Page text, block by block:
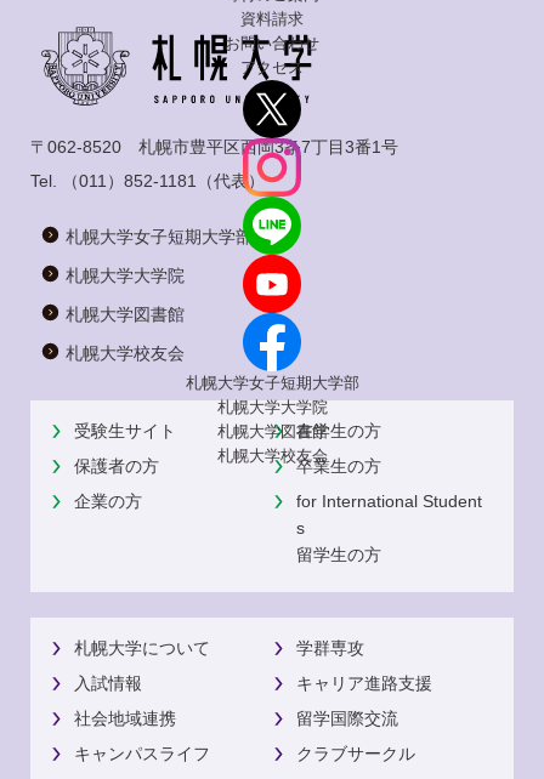
資料請求
お問い合わせ
アクセス
札幌大学女子短期大学部
札幌大学大学院
札幌大学図書館
札幌大学校友会
〒062-8520 札幌市豊平区西岡3条7丁目3番1号
Tel.
（011）852-1181 （代表）
札幌大学女子短期大学部
札幌大学大学院
札幌大学図書館
札幌大学校友会
受験生サイト
在学生の方
保護者の方
卒業生の方
企業の方
for International Student
s
留学生の方
札幌大学について
学群専攻
入試情報
キャリア進路支援
社会地域連携
留学国際交流
キャンパスライフ
クラブサークル